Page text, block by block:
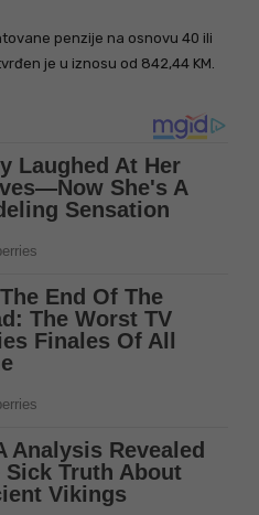
penzije na osnovu 40 ili
je u iznosu od 842,44 KM.